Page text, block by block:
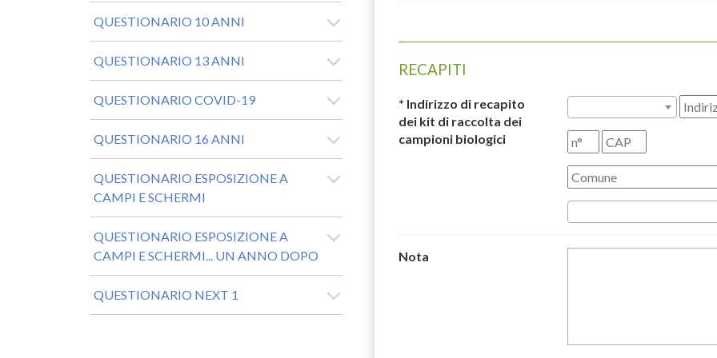
Unità di
Progetto
biologici
---
Via Santena, 7
---
Email:
Questa parte dello
RECAPITI
* Indirizzo di recapito
dei kit di raccolta dei
campioni biologici
Nota
QUESTIONARIO 10 ANNI
QUESTIONARIO 13 ANNI
QUESTIONARIO COVID-19
QUESTIONARIO 16 ANNI
QUESTIONARIO ESPOSIZIONE A
CAMPI E SCHERMI
QUESTIONARIO ESPOSIZIONE A
CAMPI E SCHERMI... UN ANNO DOPO
QUESTIONARIO NEXT 1